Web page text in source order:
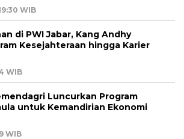
WIB
di PWI Jabar, Kang Andhy
Kesejahteraan hingga Karier
WIB
Luncurkan Program
untuk Kemandirian Ekonomi
WIB